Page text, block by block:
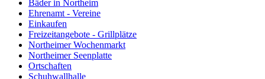
Bäder in Northeim
Ehrenamt - Vereine
Einkaufen
Freizeitangebote - Grillplätze
Northeimer Wochenmarkt
Northeimer Seenplatte
Ortschaften
Schuhwallhalle